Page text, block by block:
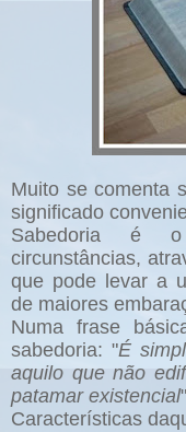
Muito se comenta
significado
Sabedoria é o
circunstâncias,
que pode levar a
de maiores
Numa frase
sabedoria: "É
aquilo que não
patamar existencial
Características